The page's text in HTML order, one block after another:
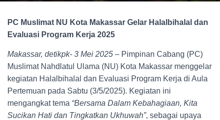
PC Muslimat NU Kota Makassar Gelar Halalbihalal dan
Evaluasi Program Kerja 2025
Makassar, detikpk- 3 Mei 2025 – Pimpinan Cabang (PC)
Muslimat Nahdlatul Ulama (NU) Kota Makassar menggelar
kegiatan Halalbihalal dan Evaluasi Program Kerja di Aula
Pertemuan pada Sabtu (3/5/2025). Kegiatan ini
mengangkat tema “Bersama Dalam Kebahagiaan, Kita
Sucikan Hati dan Tingkatkan Ukhuwah”, sebagai upaya